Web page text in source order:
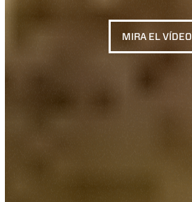
MIRA EL VÍDEO